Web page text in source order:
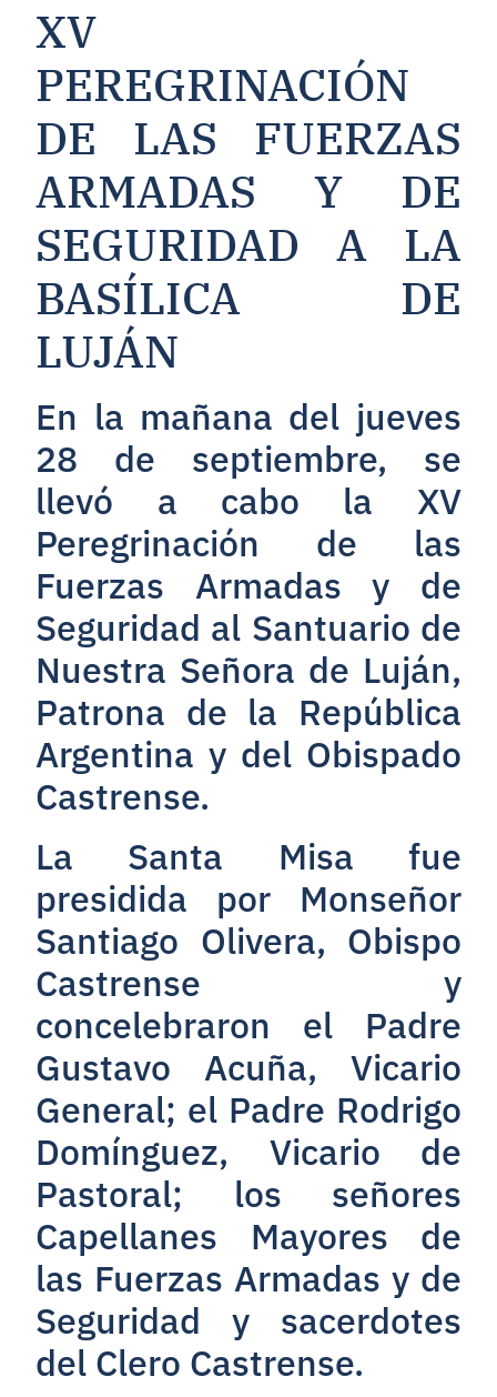
XV
PEREGRINACIÓN
DE LAS FUERZAS
ARMADAS Y DE
SEGURIDAD A LA
BASÍLICA DE
LUJÁN
En la mañana del jueves
28 de septiembre, se
llevó a cabo la XV
Peregrinación de las
Fuerzas Armadas y de
Seguridad al Santuario de
Nuestra Señora de Luján,
Patrona de la República
Argentina y del Obispado
Castrense.
La Santa Misa fue
presidida por Monseñor
Santiago Olivera, Obispo
Castrense y
concelebraron el Padre
Gustavo Acuña, Vicario
General; el Padre Rodrigo
Domínguez, Vicario de
Pastoral; los señores
Capellanes Mayores de
las Fuerzas Armadas y de
Seguridad y sacerdotes
del Clero Castrense.